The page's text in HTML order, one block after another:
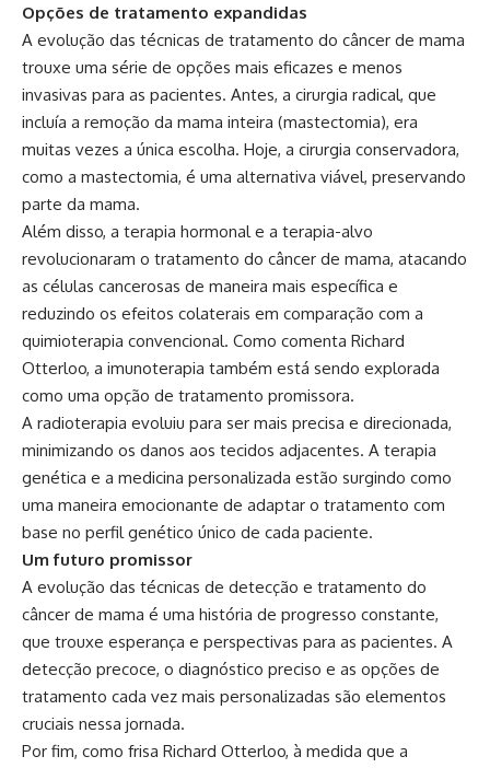
Opções de tratamento expandidas
A evolução das técnicas de tratamento do câncer de mama
trouxe uma série de opções mais eficazes e menos
invasivas para as pacientes. Antes, a cirurgia radical, que
incluía a remoção da mama inteira (mastectomia), era
muitas vezes a única escolha. Hoje, a cirurgia conservadora,
como a mastectomia, é uma alternativa viável, preservando
parte da mama.
Além disso, a terapia hormonal e a terapia-alvo
revolucionaram o tratamento do câncer de mama, atacando
as células cancerosas de maneira mais específica e
reduzindo os efeitos colaterais em comparação com a
quimioterapia convencional. Como comenta Richard
Otterloo, a imunoterapia também está sendo explorada
como uma opção de tratamento promissora.
A radioterapia evoluiu para ser mais precisa e direcionada,
minimizando os danos aos tecidos adjacentes. A terapia
genética e a medicina personalizada estão surgindo como
uma maneira emocionante de adaptar o tratamento com
base no perfil genético único de cada paciente.
Um futuro promissor
A evolução das técnicas de detecção e tratamento do
câncer de mama é uma história de progresso constante,
que trouxe esperança e perspectivas para as pacientes. A
detecção precoce, o diagnóstico preciso e as opções de
tratamento cada vez mais personalizadas são elementos
cruciais nessa jornada.
Por fim, como frisa Richard Otterloo, à medida que a